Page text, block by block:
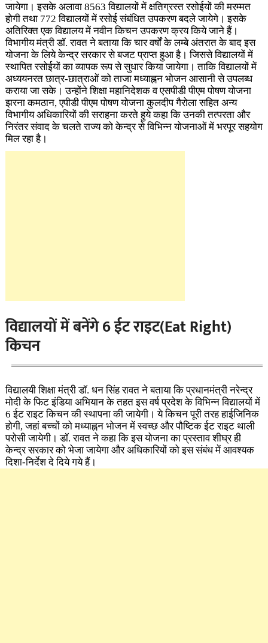
जायेगा। इसके अलावा 8563 विद्यालयों में क्षतिग्रस्त रसोईयों की मरम्मत
होगी तथा 772 विद्यालयों में रसोई संबंधित उपकरण बदले जायेगे। इसके
अतिरिक्त एक विद्यालय में नवीन किचन उपकरण क्रय किये जाने हैं।
विभागीय मंत्री डॉ. रावत ने बताया कि चार वर्षों के लम्बे अंतरात के बाद इस
योजना के लिये केन्द्र सरकार से बजट प्राप्त हुआ है। जिससे विद्यालयों में
स्थापित रसोईयों का व्यापक रूप से सुधार किया जायेगा। ताकि विद्यालयों में
अध्ययनरत छात्र-छात्राओं को ताजा मध्याह्नन भोजन आसानी से उपलब्ध
कराया जा सके। उन्होंने शिक्षा महानिदेशक व एसपीडी पीएम पोषण योजना
झरना कमठान, एपीडी पीएम पोषण योजना कुलदीप गैरोला सहित अन्य
विभागीय अधिकारियों की सराहना करते हुये कहा कि उनकी तत्परता और
निरंतर संवाद के चलते राज्य को केन्द्र से विभिन्न योजनाओं में भरपूर सहयोग
मिल रहा है।
विद्यालयों में बनेंगे 6 ईट राइट(Eat Right)
किचन
विद्यालयी शिक्षा मंत्री डॉ. धन सिंह रावत ने बताया कि प्रधानमंत्री नरेन्द्र
मोदी के फिट इंडिया अभियान के तहत इस वर्ष प्रदेश के विभिन्न विद्यालयों में
6 ईट राइट किचन की स्थापना की जायेगी। ये किचन पूरी तरह हाईजिनिक
होगी, जहां बच्चों को मध्याह्नन भोजन में स्वच्छ और पौष्टिक ईट राइट थाली
परोसी जायेगी। डॉ. रावत ने कहा कि इस योजना का प्रस्ताव शीघ्र ही
केन्द्र सरकार को भेजा जायेगा और अधिकारियों को इस संबंध में आवश्यक
दिशा-निर्देश दे दिये गये हैं।